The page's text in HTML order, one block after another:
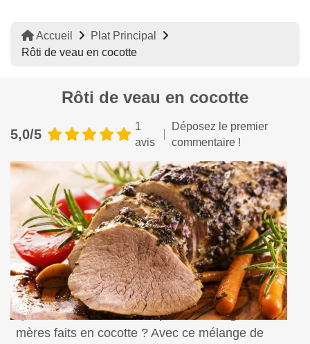
Accueil
Plat Principal
Rôti de veau en cocotte
Rôti de veau en cocotte
5,0/5
1
avis
Déposez le premier
commentaire !
Qui se souvient des bons plats de nos grands-
mères faits en cocotte ? Avec ce mélange de